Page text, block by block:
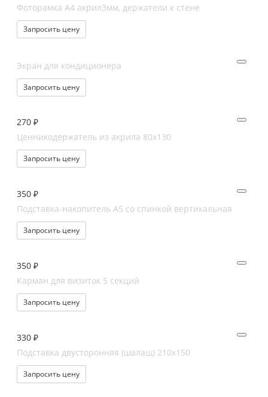
Фоторамка А4 акрил3мм, держатели к стене
Запросить цену
Экран для кондиционера
Запросить цену
270 ₽
Ценникодержатель из акрила 80х130
Запросить цену
350 ₽
Подставка-накопитель А5 со спинкой вертикальная
Запросить цену
350 ₽
Карман для визиток 5 секций
Запросить цену
330 ₽
Подставка двусторонняя (шалаш) 210х150
Запросить цену